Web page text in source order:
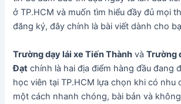
ở TP.HCM và muốn tìm hiểu đầy đủ mọi
đăng ký, đây chính là bài viết dành cho
Trường dạy lái xe Tiến Thành vàTrường
Đạt chính là hai địa điểm hàng đầu đang
học viên tại TP.HCM lựa chọn khi có nhu
một cách nhanh chóng, bài bản và